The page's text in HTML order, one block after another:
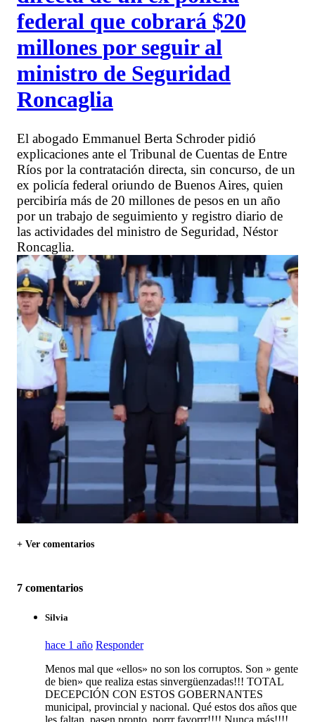
federal que cobrará $20
millones por seguir al
ministro de Seguridad
Roncaglia
El abogado Emmanuel Berta Schroder pidió
explicaciones ante el Tribunal de Cuentas de Entre
Ríos por la contratación directa, sin concurso, de un
ex policía federal oriundo de Buenos Aires, quien
percibiría más de 20 millones de pesos en un año
por un trabajo de seguimiento y registro diario de
las actividades del ministro de Seguridad, Néstor
Roncaglia.
+ Ver comentarios
7 comentarios
Silvia
hace 1 año Responder
Menos mal que «ellos» no son los corruptos. Son » gente
de bien» que realiza estas sinvergüenzadas!!! TOTAL
DECEPCIÓN CON ESTOS GOBERNANTES
municipal, provincial y nacional. Qué estos dos años que
les faltan, pasen pronto, porrr favorrr!!!! Nunca más!!!!